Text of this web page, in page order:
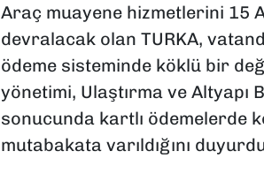
Araç muayene hizmetlerini 15
devralacak olan TURKA,
ödeme sisteminde köklü bir
yönetimi, Ulaştırma ve Altyapı
sonucunda kartlı ödemelerde
mutabakata varıldığını